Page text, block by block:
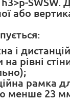
або
і
рівні
рамка
менше 23